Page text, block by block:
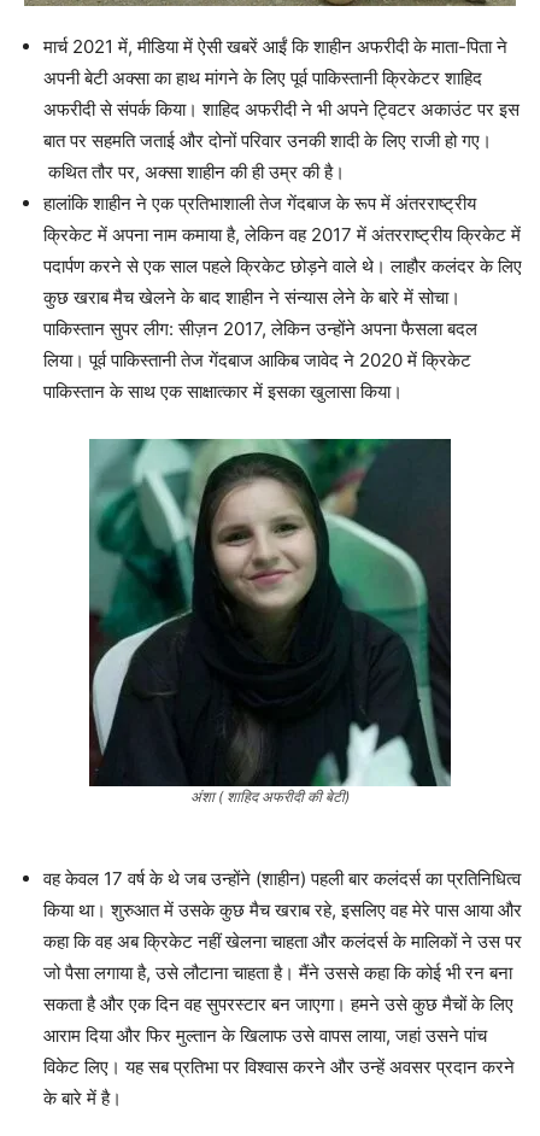
मार्च 2021 में, मीडिया में ऐसी खबरें आईं कि शाहीन अफरीदी के माता-पिता ने
अपनी बेटी अक्सा का हाथ मांगने के लिए पूर्व पाकिस्तानी क्रिकेटर शाहिद
अफरीदी से संपर्क किया। शाहिद अफरीदी ने भी अपने ट्विटर अकाउंट पर इस
बात पर सहमति जताई और दोनों परिवार उनकी शादी के लिए राजी हो गए।
कथित तौर पर, अक्सा शाहीन की ही उम्र की है।
हालांकि शाहीन ने एक प्रतिभाशाली तेज गेंदबाज के रूप में अंतरराष्ट्रीय
क्रिकेट में अपना नाम कमाया है, लेकिन वह 2017 में अंतरराष्ट्रीय क्रिकेट में
पदार्पण करने से एक साल पहले क्रिकेट छोड़ने वाले थे। लाहौर कलंदर के लिए
कुछ खराब मैच खेलने के बाद शाहीन ने संन्यास लेने के बारे में सोचा।
पाकिस्तान सुपर लीग: सीज़न 2017, लेकिन उन्होंने अपना फैसला बदल
लिया। पूर्व पाकिस्तानी तेज गेंदबाज आकिब जावेद ने 2020 में क्रिकेट
पाकिस्तान के साथ एक साक्षात्कार में इसका खुलासा किया।
अंशा ( शाहिद अफरीदी की बेटी)
वह केवल 17 वर्ष के थे जब उन्होंने (शाहीन) पहली बार कलंदर्स का प्रतिनिधित्व
किया था। शुरुआत में उसके कुछ मैच खराब रहे, इसलिए वह मेरे पास आया और
कहा कि वह अब क्रिकेट नहीं खेलना चाहता और कलंदर्स के मालिकों ने उस पर
जो पैसा लगाया है, उसे लौटाना चाहता है। मैंने उससे कहा कि कोई भी रन बना
सकता है और एक दिन वह सुपरस्टार बन जाएगा। हमने उसे कुछ मैचों के लिए
आराम दिया और फिर मुल्तान के खिलाफ उसे वापस लाया, जहां उसने पांच
विकेट लिए। यह सब प्रतिभा पर विश्वास करने और उन्हें अवसर प्रदान करने
के बारे में है।